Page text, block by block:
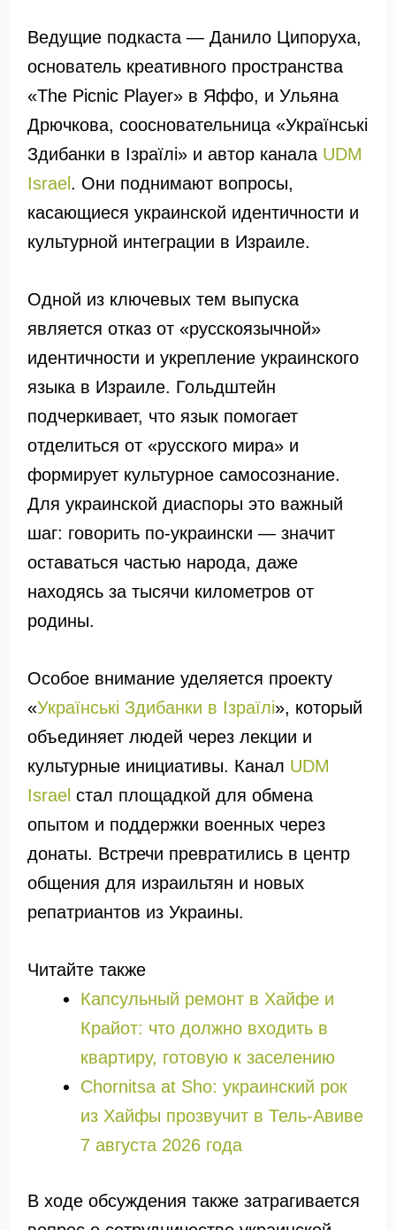
Ведущие подкаста — Данило Ципоруха,
основатель креативного пространства
«The Picnic Player» в Яффо, и Ульяна
Дрючкова, соосновательница «Українські
Здибанки в Ізраїлі» и автор канала UDM
Israel . Они поднимают вопросы,
касающиеся украинской идентичности и
культурной интеграции в Израиле.
Одной из ключевых тем выпуска
является отказ от «русскоязычной»
идентичности и укрепление украинского
языка в Израиле. Гольдштейн
подчеркивает, что язык помогает
отделиться от «русского мира» и
формирует культурное самосознание.
Для украинской диаспоры это важный
шаг: говорить по-украински — значит
оставаться частью народа, даже
находясь за тысячи километров от
родины.
Особое внимание уделяется проекту
«Українські Здибанки в Ізраїлі», который
объединяет людей через лекции и
культурные инициативы. Канал UDM
Israel стал площадкой для обмена
опытом и поддержки военных через
донаты. Встречи превратились в центр
общения для израильтян и новых
репатриантов из Украины.
Читайте также
Капсульный ремонт в Хайфе и
Крайот: что должно входить в
квартиру, готовую к заселению
Chornitsa at Sho: украинский рок
из Хайфы прозвучит в Тель-Авиве
7 августа 2026 года
В ходе обсуждения также затрагивается